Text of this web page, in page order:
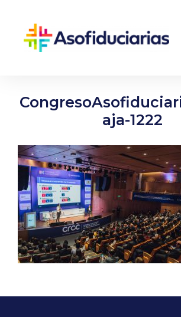
aja-1222